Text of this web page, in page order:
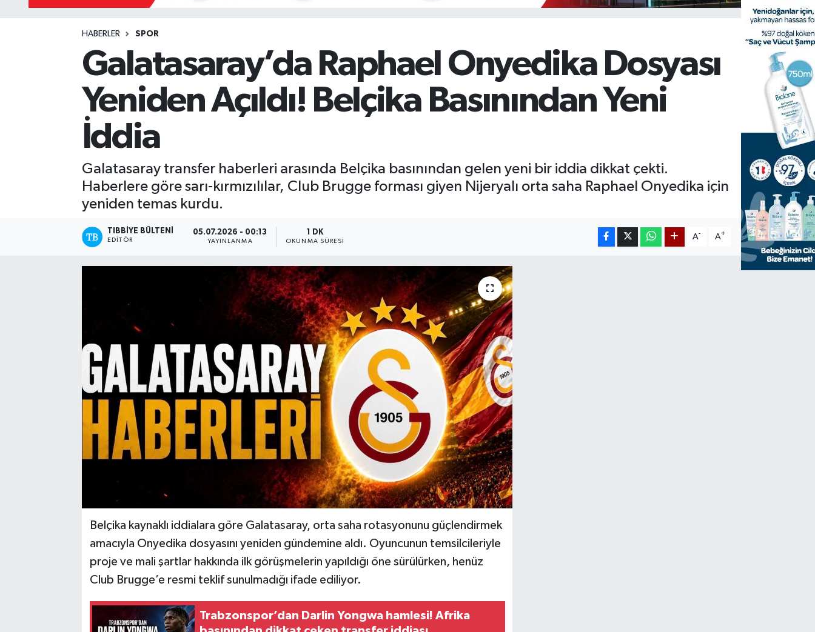
HABERLER SPOR
Galatasaray’da Raphael Onyedika Dosyası
Yeniden Açıldı! Belçika Basınından Yeni
İddia
Galatasaray transfer haberleri arasında Belçika basınından gelen yeni bir iddia dikkat çekti.
Haberlere göre sarı-kırmızılılar, Club Brugge forması giyen Nijeryalı orta saha Raphael Onyedika için
yeniden temas kurdu.
TIBBIYE BÜLTENI
EDITÖR
05.07.2026 - 00:13
YAYINLANMA
1 DK
OKUNMA SÜRESI
A- A+
Belçika kaynaklı iddialara göre Galatasaray, orta saha rotasyonunu güçlendirmek
amacıyla Onyedika dosyasını yeniden gündemine aldı. Oyuncunun temsilcileriyle
proje ve mali şartlar hakkında ilk görüşmelerin yapıldığı öne sürülürken, henüz
Club Brugge’e resmi teklif sunulmadığı ifade ediliyor.
Trabzonspor’dan Darlin Yongwa hamlesi! Afrika